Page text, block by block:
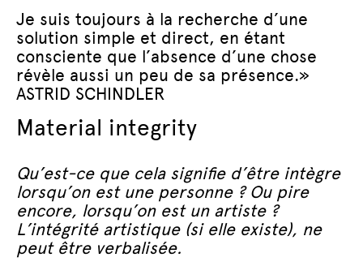
Je suis toujours à la recherche d’une
solution simple et direct, en étant
consciente que l’absence d’une chose
révèle aussi un peu de sa présence.»
ASTRID SCHINDLER
Material integrity
Qu’est-ce que cela signifie d’être intègre
lorsqu’on est une personne ? Ou pire
encore, lorsqu’on est un artiste ?
L’intégrité artistique (si elle existe), ne
peut être verbalisée.